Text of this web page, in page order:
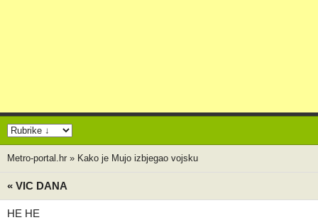
Metro-portal.hr » Kako je Mujo izbjegao vojsku
« VIC DANA
HE HE